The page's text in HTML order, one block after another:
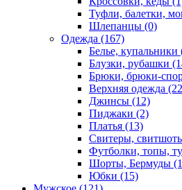
Туфли, балетки,
Шлепанцы (0)
Одежда (167)
Белье, купальники
Блузки, рубашки
Брюки, брюки-
Верхняя одежда
Джинсы (12)
Пиджаки (2)
Платья (13)
Свитеры,
Футболки, топы,
Шорты, Бермуды
Юбки (15)